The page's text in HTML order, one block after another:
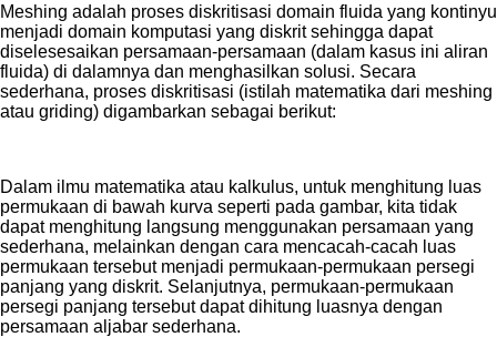
Meshing adalah proses diskritisasi domain fluida yang kontinyu
menjadi domain komputasi yang diskrit sehingga dapat
diselesesaikan persamaan-persamaan (dalam kasus ini aliran
fluida) di dalamnya dan menghasilkan solusi. Secara
sederhana, proses diskritisasi (istilah matematika dari meshing
atau griding) digambarkan sebagai berikut:
Dalam ilmu matematika atau kalkulus, untuk menghitung luas
permukaan di bawah kurva seperti pada gambar, kita tidak
dapat menghitung langsung menggunakan persamaan yang
sederhana, melainkan dengan cara mencacah-cacah luas
permukaan tersebut menjadi permukaan-permukaan persegi
panjang yang diskrit. Selanjutnya, permukaan-permukaan
persegi panjang tersebut dapat dihitung luasnya dengan
persamaan aljabar sederhana.